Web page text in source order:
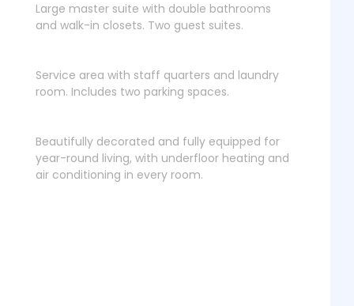
Large master suite with double bathrooms
and walk-in closets. Two guest suites.
Service area with staff quarters and laundry
room. Includes two parking spaces.
Beautifully decorated and fully equipped for
year-round living, with underfloor heating and
air conditioning in every room.